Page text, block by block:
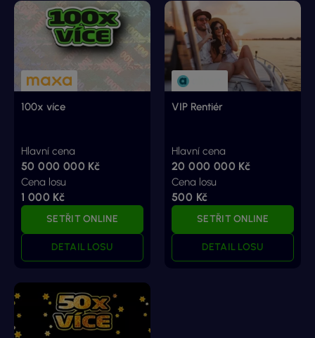
100x více
Hlavní cena
50 000 000 Kč
Cena losu
1 000 Kč
SETŘIT ONLINE
DETAIL LOSU
VIP Rentiér
Hlavní cena
20 000 000 Kč
Cena losu
500 Kč
SETŘIT ONLINE
DETAIL LOSU